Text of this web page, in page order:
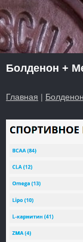
Болденон +
Главная |